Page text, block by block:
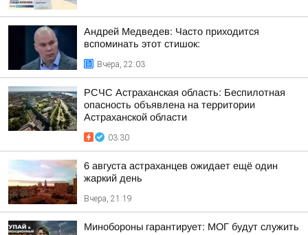
Андрей Медведев: Часто приходится
вспоминать этот стишок:
Вчера, 22:03
РСЧС Астраханская область: Беспилотная
опасность объявлена на территории
Астраханской области
03:30
6 августа астраханцев ожидает ещё один
жаркий день
Вчера, 21:19
Минобороны гарантирует: МОГ будут служить